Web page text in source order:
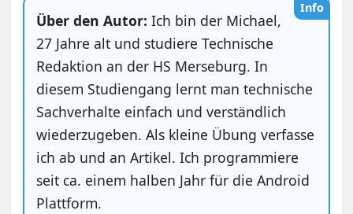
Info
Über den Autor: Ich bin der Michael,
27 Jahre alt und studiere Technische
Redaktion an der HS Merseburg. In
diesem Studiengang lernt man technische
Sachverhalte einfach und verständlich
wiederzugeben. Als kleine Übung verfasse
ich ab und an Artikel. Ich programmiere
seit ca. einem halben Jahr für die Android
Plattform.